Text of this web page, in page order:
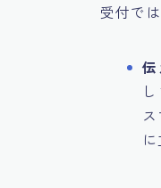
受付で
伝